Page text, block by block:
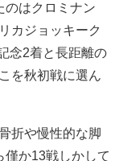
のはクロミナン
カジョッキーク
念2着と長距離の
を秋初戦に選ん
折や慢性的な脚
僅か13戦しかして